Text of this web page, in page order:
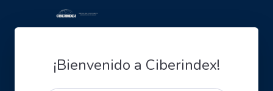
¡Bienvenido a Ciberindex!